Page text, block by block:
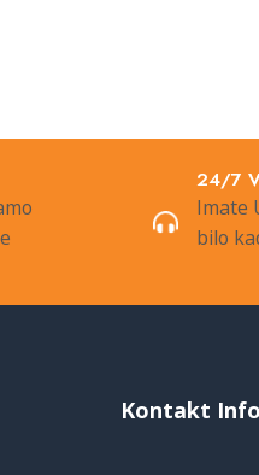
24/7
Imate
bilo
Kontakt